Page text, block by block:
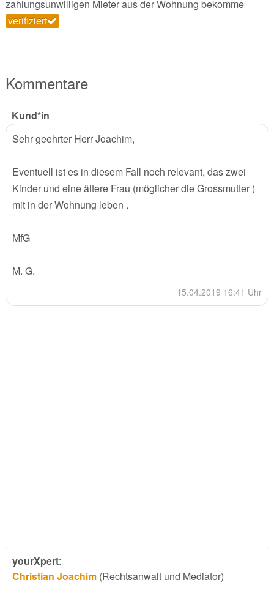
zahlungsunwilligen Mieter aus der Wohnung bekomme
verifiziert
Kommentare
Kund*in
Sehr geehrter Herr Joachim,
Eventuell ist es in diesem Fall noch relevant, das zwei
Kinder und eine ältere Frau (möglicher die Grossmutter )
mit in der Wohnung leben .
MfG
M. G.
15.04.2019 16:41 Uhr
yourXpert:
Christian Joachim(Rechtsanwalt und Mediator)